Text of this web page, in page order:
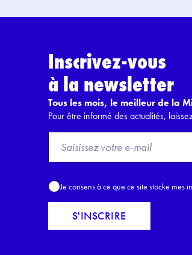
Inscrivez-vous
à la newsletter
Tous les mois, le meilleur de la
Pour être informé des actualités,
o
E
m
i
A
c
Je consens à ce que ce site stocke mes
S'INSCRIRE